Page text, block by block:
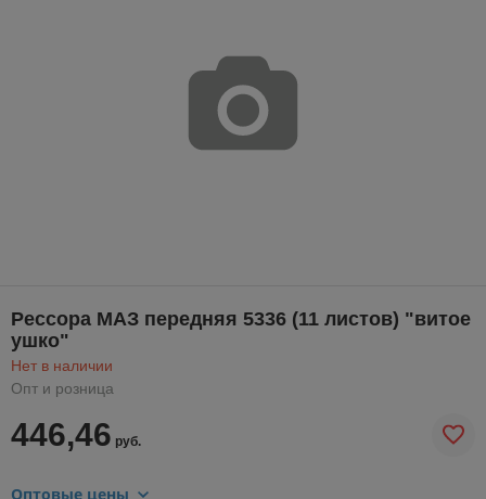
Рессора МАЗ передняя 5336 (11 листов) "витое
ушко"
Нет в наличии
Опт и розница
446,46 руб.
Оптовые цены